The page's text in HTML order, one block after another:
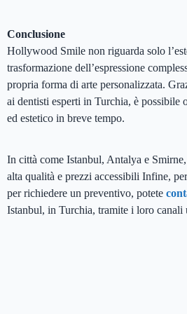
Conclusione
Hollywood Smile non riguarda solo
trasformazione dell’espressione
propria forma di arte personalizzata.
ai dentisti esperti in Turchia, è possibile
ed estetico in breve tempo.
In città come Istanbul, Antalya e
alta qualità e prezzi accessibili Infine,
per richiedere un preventivo, potete
Istanbul, in Turchia, tramite i loro